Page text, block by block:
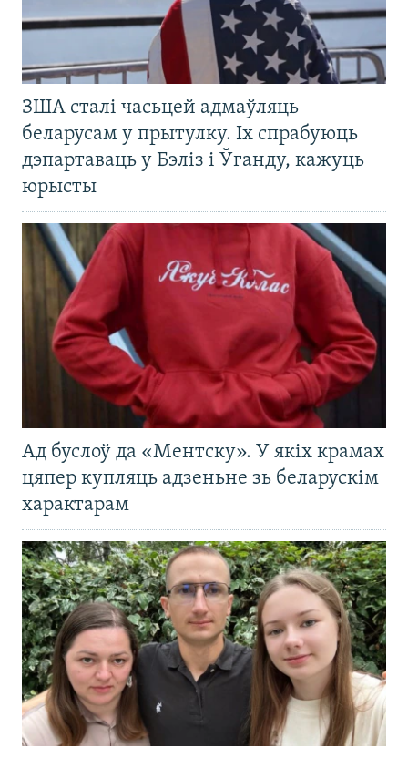
ЗША сталі часьцей адмаўляць
беларусам у прытулку. Іх спрабуюць
дэпартаваць у Бэліз і Ўганду, кажуць
юрысты
Ад буслоў да «Ментску». У якіх крамах
цяпер купляць адзеньне зь беларускім
характарам